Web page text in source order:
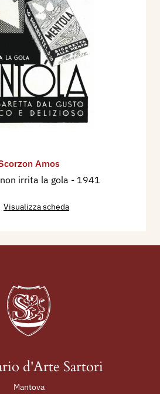
Amos
irrita la gola - 1941
Visualizza scheda
d'Arte Sartori
Mantova